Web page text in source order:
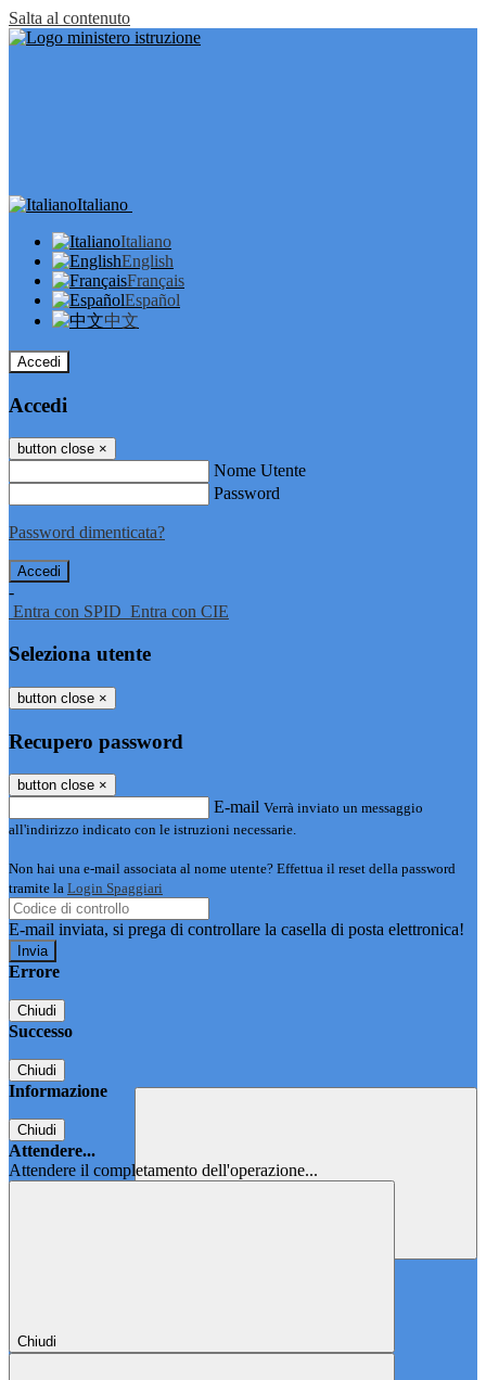
Salta al contenuto
Italiano
Italiano
English
Français
Español
中文
Accedi
Accedi
button close ×
Nome Utente
Password
Password dimenticata?
-
Entra con SPID Entra con CIE
Seleziona utente
button close ×
Recupero password
button close ×
E-mail Verrà inviato un messaggio
all'indirizzo indicato con le istruzioni necessarie.
Non hai una e-mail associata al nome utente? Effettua il reset della password
tramite la Login Spaggiari
E-mail inviata, si prega di controllare la casella di posta elettronica!
Errore
Chiudi
Successo
Chiudi
Informazione
Chiudi
Attendere...
Attendere il completamento dell'operazione...
Chiudi